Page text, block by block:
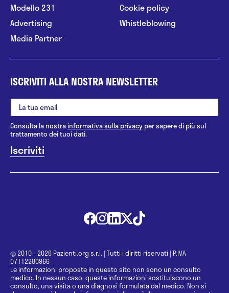
Modello 231
Advertising
Media Partner
Cookie policy
Whistleblowing
ISCRIVITI ALLA NOSTRA NEWSLETTER
Consulta la nostrainformativa sulla privacy per sapere di più sul
trattamento dei tuoi dati.
@ 2010 - 2026 Pazienti.org s.r.l. | Tutti i diritti riservati | P.IVA
07112280966
Le informazioni proposte in questo sito non sono un consulto
medico. In nessun caso, queste informazioni sostituiscono un
consulto, una visita o una diagnosi formulata dal medico. Non si